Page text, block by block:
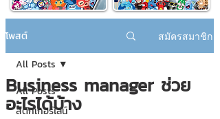
โพสต์ สมัครสมาชิก
All Posts
สติกเกอร์ไลน์
All Posts
Business manager ช่วย
อะไรได้บ้าง